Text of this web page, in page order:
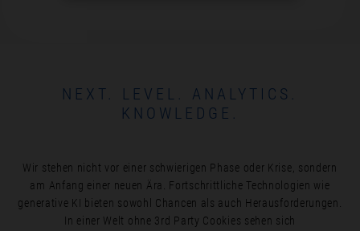
NEXT. LEVEL. ANALYTICS.
KNOWLEDGE.
Wir stehen nicht vor einer schwierigen Phase oder Krise, sondern
am Anfang einer neuen Ära. Fortschrittliche Technologien wie
generative KI bieten sowohl Chancen als auch Herausforderungen.
In einer Welt ohne 3rd Party Cookies sehen sich